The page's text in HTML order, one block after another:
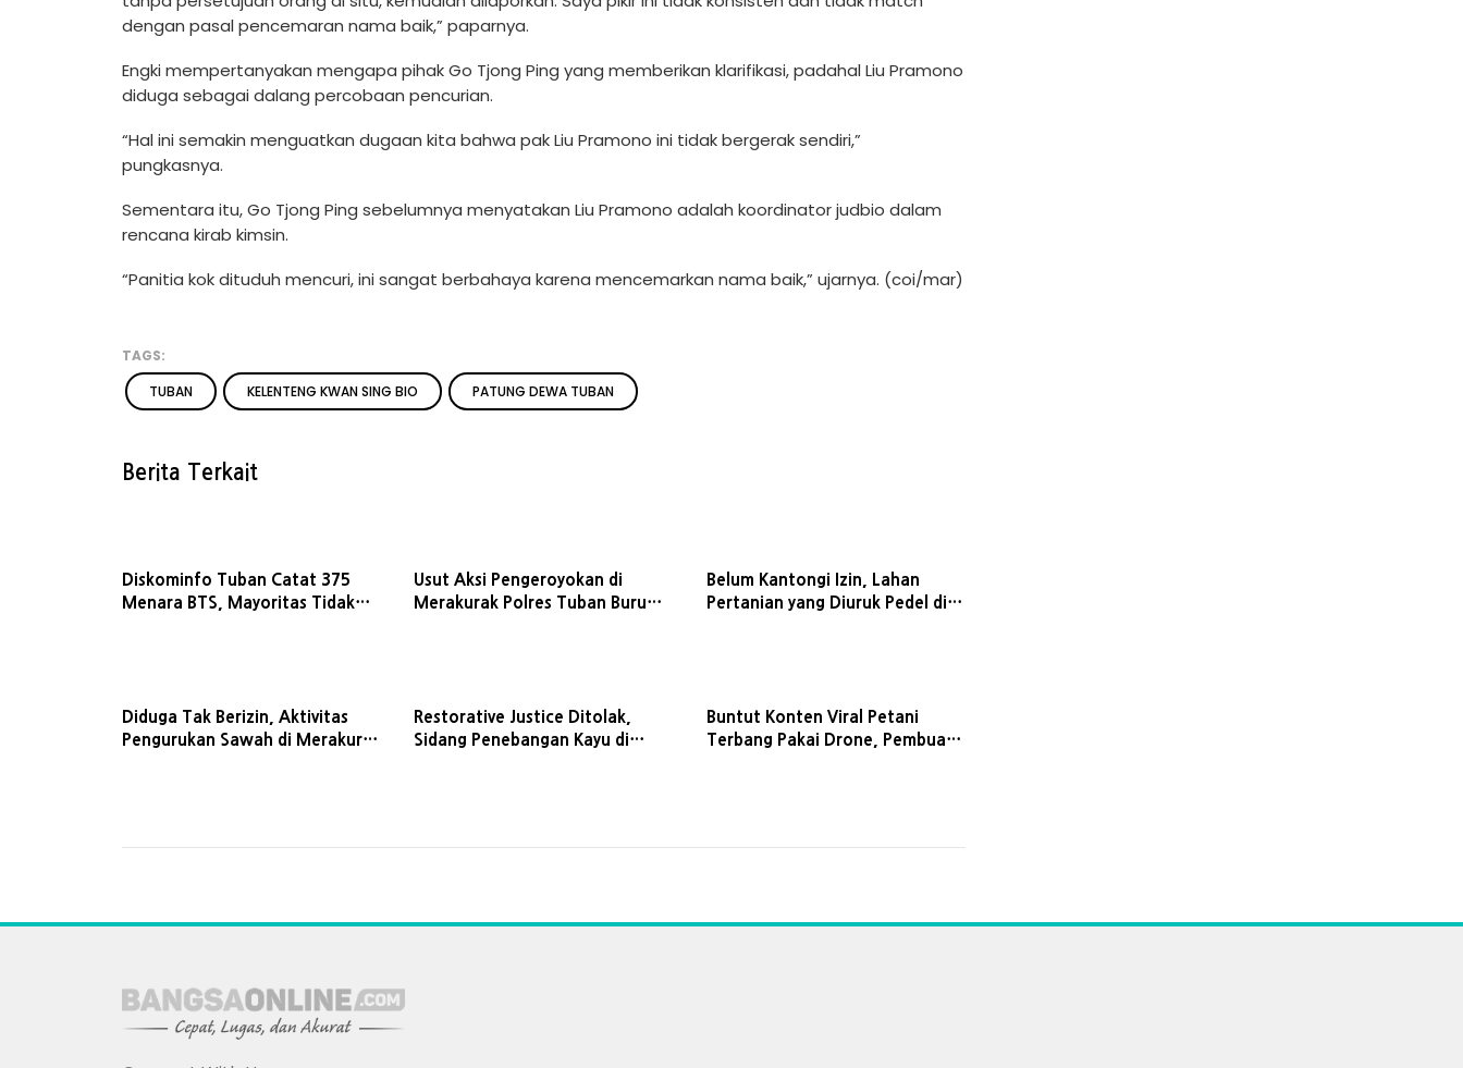
dengan pasal pencemaran nama baik,” paparnya.
Engki mempertanyakan mengapa pihak Go Tjong Ping yang memberikan klarifikasi, padahal Liu Pramono
diduga sebagai dalang percobaan pencurian.
“Hal ini semakin menguatkan dugaan kita bahwa pak Liu Pramono ini tidak bergerak sendiri,”
pungkasnya.
Sementara itu, Go Tjong Ping sebelumnya menyatakan Liu Pramono adalah koordinator judbio dalam
rencana kirab kimsin.
“Panitia kok dituduh mencuri, ini sangat berbahaya karena mencemarkan nama baik,” ujarnya. (coi/mar)
TAGS:
TUBAN
KELENTENG KWAN SING BIO PATUNG DEWA TUBAN
Berita Terkait
Diskominfo Tuban Catat 375
Menara BTS, Mayoritas Tidak
Usut Aksi Pengeroyokan di
Merakurak Polres Tuban Buru
Belum Kantongi Izin, Lahan
Pertanian yang Diuruk Pedel di
Diduga Tak Berizin, Aktivitas
Pengurukan Sawah di Merakurak
Restorative Justice Ditolak,
Sidang Penebangan Kayu di
Buntut Konten Viral Petani
Terbang Pakai Drone, Pembuat